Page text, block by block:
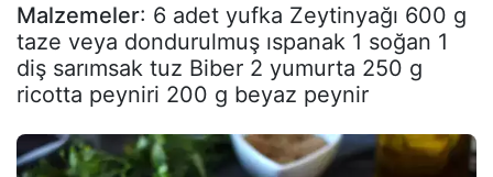
Malzemeler: 6 adet yufka Zeytinyağı 600 g
taze veya dondurulmuş ıspanak 1 soğan 1
diş sarımsak tuz Biber 2 yumurta 250 g
ricotta peyniri 200 g beyaz peynir